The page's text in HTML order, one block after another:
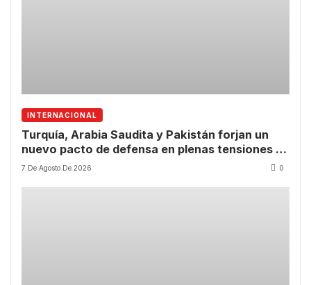
INTERNACIONAL
Turquía, Arabia Saudita y Pakistán forjan un
nuevo pacto de defensa en plenas tensiones en
Oriente Medio
7 De Agosto De 2026 0